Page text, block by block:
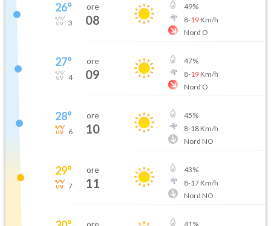
26°
3
ore
08
49%
8-19Km/h
Nord O
27°
4
ore
09
47%
8-19Km/h
Nord O
28°
6
ore
10
45%
8-18Km/h
Nord NO
29°
7
ore
11
43%
8-17Km/h
Nord NO
ore 41 %